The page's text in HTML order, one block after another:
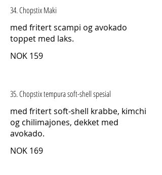
34. Chopstix Maki
med fritert scampi og avokado
toppet med laks.
NOK 159
35. Chopstix tempura soft-shell spesial
med fritert soft-shell krabbe, kimchi
og chilimajones, dekket med
avokado.
NOK 169